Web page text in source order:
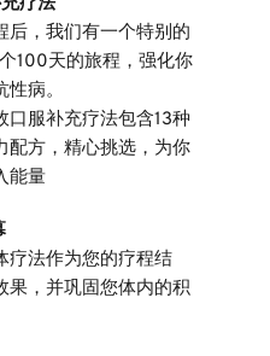
后，我们有一个特别的
100天的旅程，强化你
病。
口服补充疗法包含13种
配方，精心挑选，为你
能量
疗法作为您的疗程结
果，并巩固您体内的积